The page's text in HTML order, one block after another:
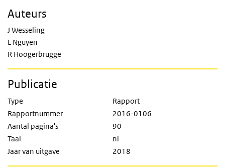
Auteurs
J Wesseling
L Nguyen
R Hoogerbrugge
Publicatie
Type
Rapport
Rapportnummer
2016-0106
Aantal pagina's
90
Taal
nl
Jaar van uitgave
2018